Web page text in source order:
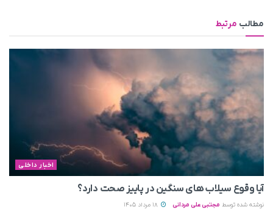
مطالب مرتبط
اخبار داخلی
آیا وقوع سیلاب های سنگین در پاییز صحت دارد؟
نوشته شده توسط مجتبی علی مردانی